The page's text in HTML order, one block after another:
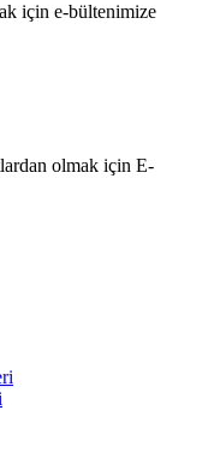
için e-bültenimize
olmak için E-